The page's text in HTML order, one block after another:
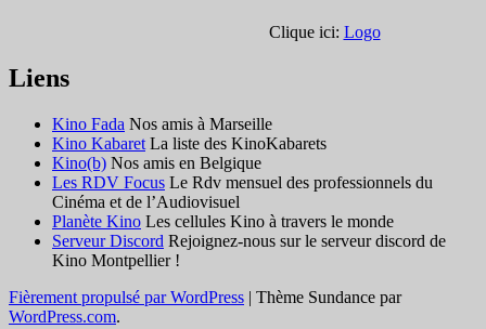
Clique ici: Logo
Liens
Kino Fada Nos amis à Marseille
Kino Kabaret La liste des KinoKabarets
Kino(b) Nos amis en Belgique
Les RDV Focus Le Rdv mensuel des professionnels du
Cinéma et de l’Audiovisuel
Planète Kino Les cellules Kino à travers le monde
Serveur Discord Rejoignez-nous sur le serveur discord de
Kino Montpellier !
Fièrement propulsé par WordPress | Thème Sundance par
WordPress.com.